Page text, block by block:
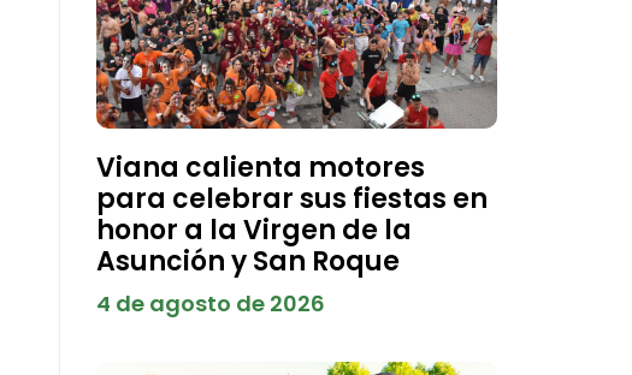
Viana calienta motores
para celebrar sus fiestas en
honor a la Virgen de la
Asunción y San Roque
4 de agosto de 2026